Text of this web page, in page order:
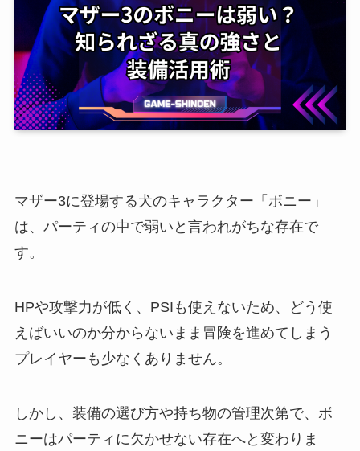
マザー3に登場する犬のキャラクター「ボニー」
は、パーティの中で弱いと言われがちな存在で
す。
HPや攻撃力が低く、PSIも使えないため、どう使
えばいいのか分からないまま冒険を進めてしまう
プレイヤーも少なくありません。
しかし、装備の選び方や持ち物の管理次第で、ボ
ニーはパーティに欠かせない存在へと変わりま